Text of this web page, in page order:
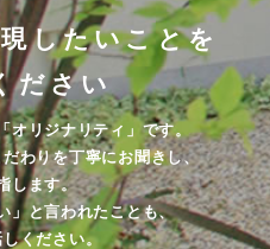
したいことを
ださい
オリジナリティ」です。
わりを丁寧にお聞きし、
します。
」と言われたことも、
ください。